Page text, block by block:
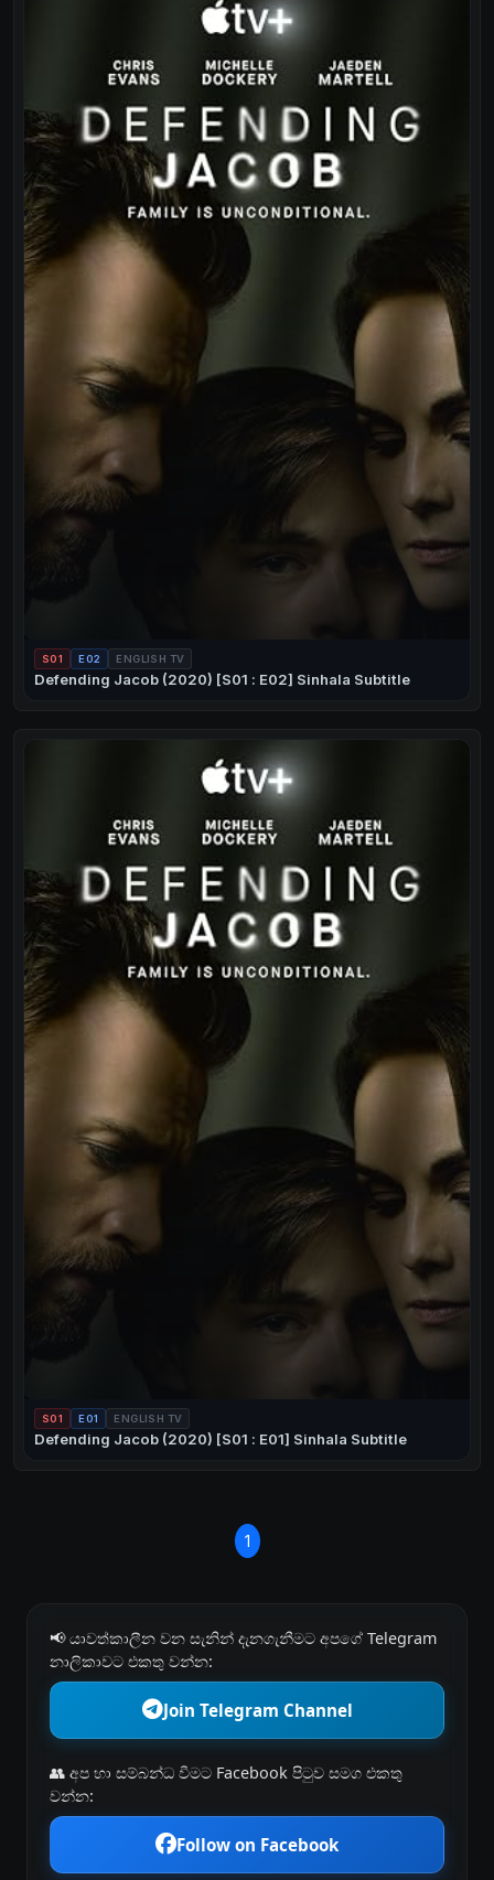
S01 E02 ENGLISH TV
Defending Jacob (2020) [S01 : E02] Sinhala Subtitle
S01 E01 ENGLISH TV
Defending Jacob (2020) [S01 : E01] Sinhala Subtitle
1
📢 යාවත්කාලීන වන සැනින් දැනගැනීමට අපගේ Telegram
නාලිකාවට එකතු වන්න:
Join Telegram Channel
👥 අප හා සම්බන්ධ වීමට Facebook පිටුව සමග එකතු
වන්න:
Follow on Facebook